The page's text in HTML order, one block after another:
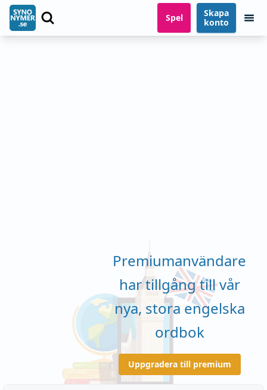
Spel
Skapa
konto
Premiumanvändare
har tillgång till vår
nya, stora engelska
ordbok
Uppgradera till premium